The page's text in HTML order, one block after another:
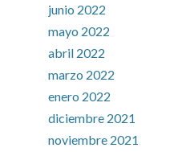
junio 2022
mayo 2022
abril 2022
marzo 2022
enero 2022
diciembre 2021
noviembre 2021